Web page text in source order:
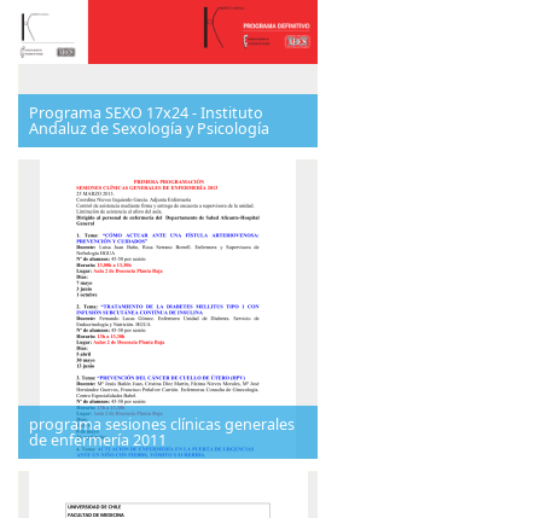
Programa SEXO 17x24 - Instituto
Andaluz de Sexología y Psicología
programa sesiones clínicas generales
de enfermería 2011